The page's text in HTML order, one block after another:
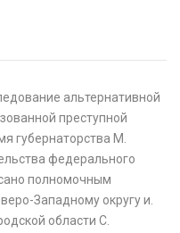
альтернативной
преступной
губернаторства М.
федерального
полномочным
Западному округу и.
области С.